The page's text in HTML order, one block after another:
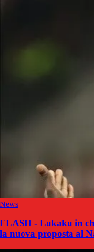
News
FLASH - Lukaku in
la nuova proposta al